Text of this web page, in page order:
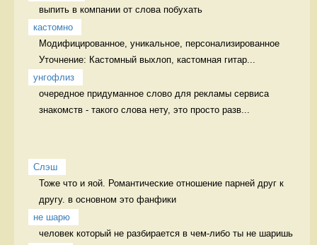
выпить в компании от слова побухать
кастомно
Модифицированное, уникальное, персонализированное
Уточнение: Кастомный выхлоп, кастомная гитар...
унгофлиз
очередное придуманное слово для рекламы сервиса
знакомств - такого слова нету, это просто разв...
Слэш
Тоже что и яой. Романтические отношение парней друг к
другу. в основном это фанфики
не шарю